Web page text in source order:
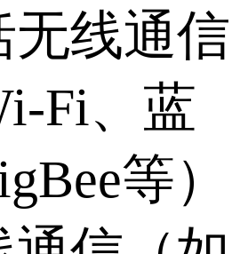
无线通信
Fi、蓝
等）